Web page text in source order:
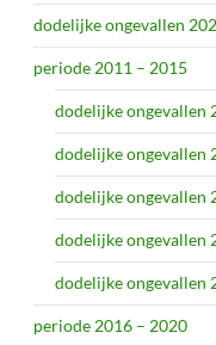
dodelijke ongevallen
periode 2011 – 2015
dodelijke ongevallen
dodelijke ongevallen
dodelijke ongevallen
dodelijke ongevallen
dodelijke ongevallen
periode 2016 – 2020